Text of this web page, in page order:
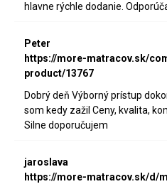
hlavne rýchle dodanie.
Peter
https://more-matracov.sk/
product/13767
Dobrý deň Výborný prístup
som kedy zažil Ceny, kvalita,
Silne doporučujem
jaroslava
https://more-matracov.sk/d/